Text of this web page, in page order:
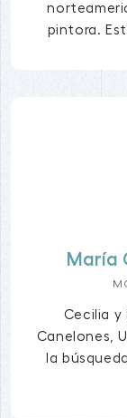
pintora.
María
Cecilia y
Canelones,
la